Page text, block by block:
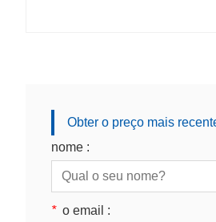
Obter o preço mais
nome :
* o email :